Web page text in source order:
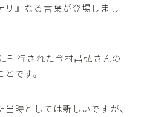
』なる言葉が登場しまし
刊行された今村昌弘さんの
です。
時としては新しいですが、